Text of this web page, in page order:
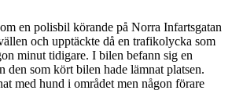
en polisbil körande på Norra Infartsgatan
och upptäckte då en trafikolycka som
minut tidigare. I bilen befann sig en
den som kört bilen hade lämnat platsen.
med hund i området men någon förare